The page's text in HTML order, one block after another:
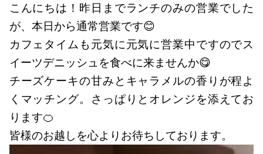
こんにちは！昨日までランチのみの営業でした
が、本日から通常営業です😊
カフェタイムも元気に元気に営業中ですのでス
イーツデニッシュを食べに来ませんか😋
チーズケーキの甘みとキャラメルの香りが程よ
くマッチング。さっぱりとオレンジを添えてお
ります🍊
皆様のお越しを心よりお待ちしております。